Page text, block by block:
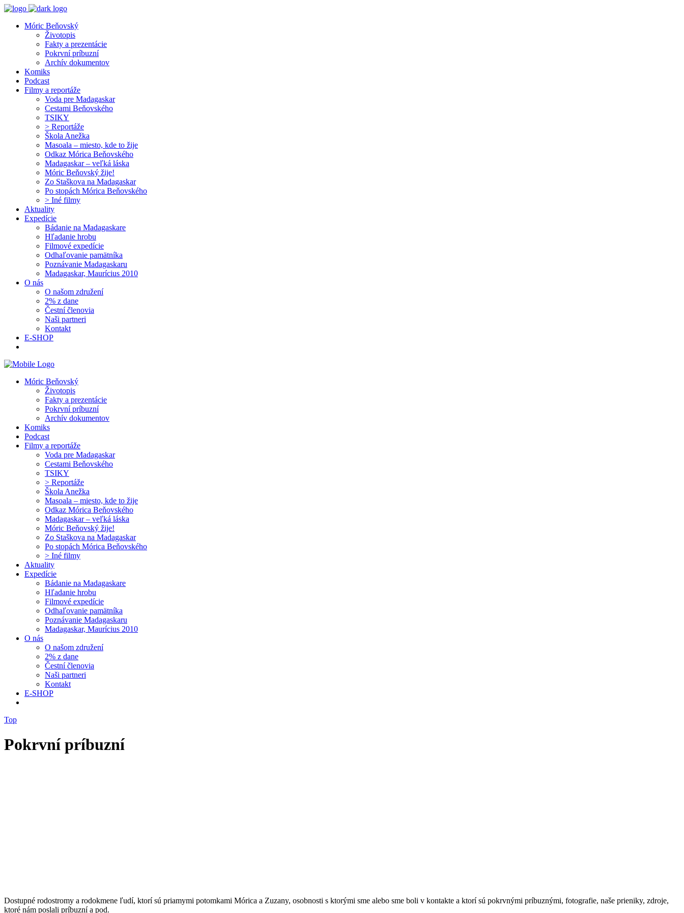
Móric Beňovský
Životopis
Fakty a prezentácie
Pokrvní príbuzní
Archív dokumentov
Komiks
Podcast
Filmy a reportáže
Voda pre Madagaskar
Cestami Beňovského
TSIKY
> Reportáže
Škola Anežka
Masoala – miesto, kde to žije
Odkaz Mórica Beňovského
Madagaskar – veľká láska
Móric Beňovský žije!
Zo Staškova na Madagaskar
Po stopách Mórica Beňovského
> Iné filmy
Aktuality
Expedície
Bádanie na Madagaskare
Hľadanie hrobu
Filmové expedície
Odhaľovanie pamätníka
Poznávanie Madagaskaru
Madagaskar, Maurícius 2010
O nás
O našom združení
2% z dane
Čestní členovia
Naši partneri
Kontakt
E-SHOP
Móric Beňovský
Životopis
Fakty a prezentácie
Pokrvní príbuzní
Archív dokumentov
Komiks
Podcast
Filmy a reportáže
Voda pre Madagaskar
Cestami Beňovského
TSIKY
> Reportáže
Škola Anežka
Masoala – miesto, kde to žije
Odkaz Mórica Beňovského
Madagaskar – veľká láska
Móric Beňovský žije!
Zo Staškova na Madagaskar
Po stopách Mórica Beňovského
> Iné filmy
Aktuality
Expedície
Bádanie na Madagaskare
Hľadanie hrobu
Filmové expedície
Odhaľovanie pamätníka
Poznávanie Madagaskaru
Madagaskar, Maurícius 2010
O nás
O našom združení
2% z dane
Čestní členovia
Naši partneri
Kontakt
E-SHOP
Top
Pokrvní príbuzní
Dostupné rodostromy a rodokmene ľudí, ktorí sú priamymi potomkami Mórica a Zuzany, osobnosti s ktorými sme alebo sme boli v kontakte a ktorí sú pokrvnými príbuznými, fotografie, naše prieniky, zdroje,
ktoré nám poslali príbuzní a pod.